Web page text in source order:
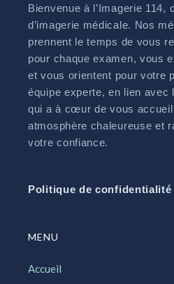
Bienvenue à l’Imagerie 114,
d’imagerie médicale. Nos
prennent le temps de vous
pour chaque examen, vous
et vous orientent pour votre
équipe experte, en lien avec
qui a à cœur de vous
atmosphère chaleureuse et
votre confiance.
Politique de confidentialité
MENU
Accueil